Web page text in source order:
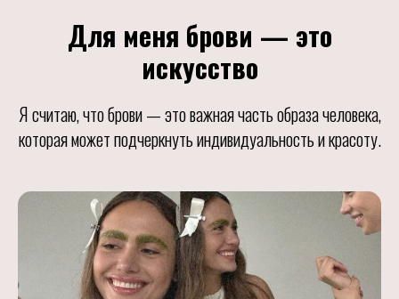
Для меня брови — это
искусство
Я считаю, что брови — это важная часть образа человека,
которая может подчеркнуть индивидуальность и красоту.